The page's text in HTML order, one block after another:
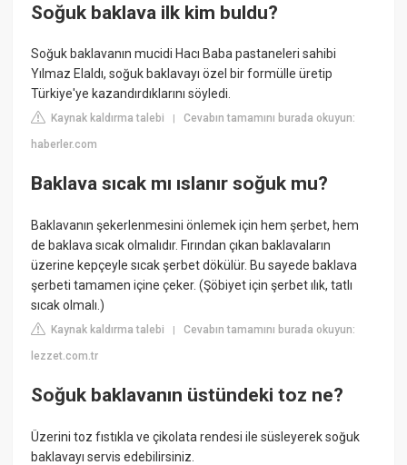
Soğuk baklava ilk kim buldu?
Soğuk baklavanın mucidi Hacı Baba pastaneleri sahibi
Yılmaz Elaldı, soğuk baklavayı özel bir formülle üretip
Türkiye'ye kazandırdıklarını söyledi.
Kaynak kaldırma talebi |Cevabın tamamını burada okuyun:
haberler.com
Baklava sıcak mı ıslanır soğuk mu?
Baklavanın şekerlenmesini önlemek için hem şerbet, hem
de baklava sıcak olmalıdır. Fırından çıkan baklavaların
üzerine kepçeyle sıcak şerbet dökülür. Bu sayede baklava
şerbeti tamamen içine çeker. (Şöbiyet için şerbet ılık, tatlı
sıcak olmalı.)
Kaynak kaldırma talebi |Cevabın tamamını burada okuyun:
lezzet.com.tr
Soğuk baklavanın üstündeki toz ne?
Üzerini toz fıstıkla ve çikolata rendesi ile süsleyerek soğuk
baklavayı servis edebilirsiniz.